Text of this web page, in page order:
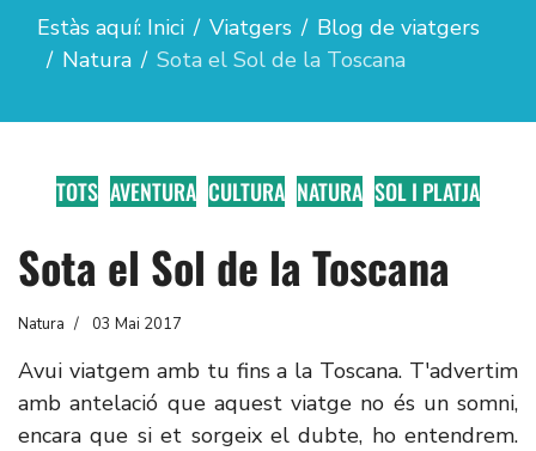
Estàs aquí: Inici Viatgers
Blog de viatgers
Natura
Sota el Sol de la Toscana
TOTS AVENTURA CULTURA NATURA SOL I PLATJA
Sota el Sol de la Toscana
Natura 03 Mai 2017
Avui viatgem amb tu fins a la Toscana. T'advertim
amb antelació que aquest viatge no és un somni,
encara que si et sorgeix el dubte, ho entendrem.